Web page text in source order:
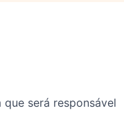
será responsável